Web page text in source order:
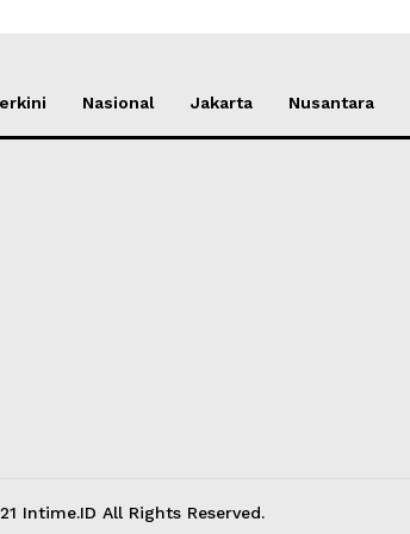
Nasional Jakarta Nusantara
Intime.ID All Rights Reserved.